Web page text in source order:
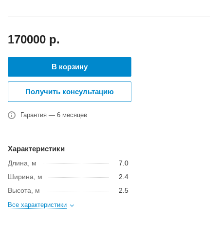
170000 р.
В корзину
Получить консультацию
Гарантия — 6 месяцев
Характеристики
Длина, м
7.0
Ширина, м
2.4
Высота, м
2.5
Все характеристики